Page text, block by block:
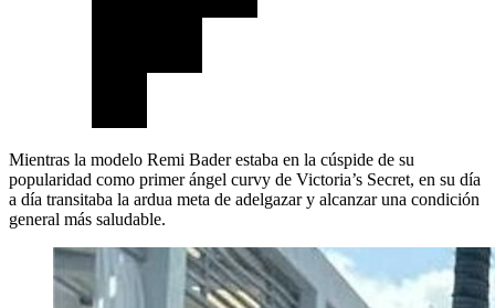
Mientras la modelo Remi Bader estaba en la cúspide de su
popularidad como primer ángel curvy de Victoria’s Secret, en su día
a día transitaba la ardua meta de adelgazar y alcanzar una condición
general más saludable.